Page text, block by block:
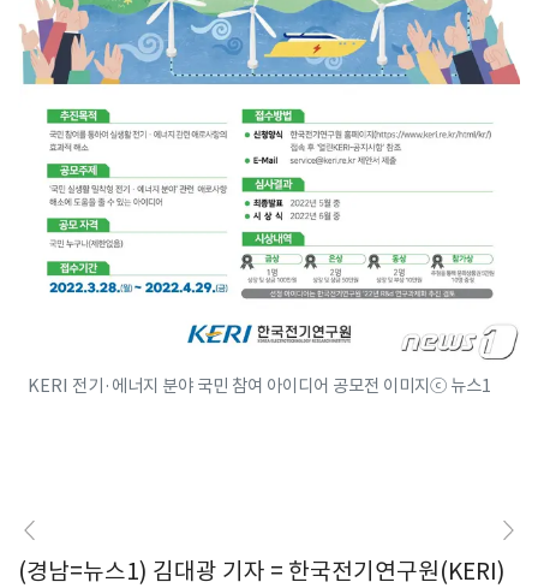
KERI 전기·에너지 분야 국민 참여 아이디어 공모전 이미지ⓒ 뉴스1
(경남=뉴스1) 김대광 기자 = 한국전기연구원(KERI)